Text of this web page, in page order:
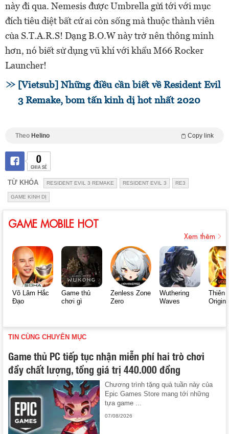
này đi qua. Nemesis được Umbrella gửi tới với mục
đích tiêu diệt bất cứ ai còn sống mà thuộc thành viên
của S.T.A.R.S! Dạng B.O.W này trở nên thông minh
hơn, nó biết sử dụng vũ khí với khẩu M66 Rocker
Launcher!
[Vietsub] Những điều cần biết về Resident Evil
3 Remake, bom tấn kinh dị hot nhất 2020
Theo Helino Copy link
0
CHIA SẺ
TỪ KHÓA RESIDENT EVIL 3 REMAKE RESIDENT EVIL 3 RE3
GAME KINH DỊ
GAME MOBILE HOT
Xem thêm
Võ Lâm Hắc
Đạo
Game thủ
chơi gì
Zenless Zone
Zero
Wuthering
Waves
Thiên
Origin
TIN CÙNG CHUYÊN MỤC
Game thủ PC tiếp tục nhận miễn phí hai trò chơi
đầy chất lượng, tổng giá trị 440.000 đồng
Chương trình tặng quà tuần này của
Epic Games Store mang tới những
tựa game ...
07/08/2026